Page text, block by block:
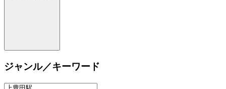
ジャンル／キーワード